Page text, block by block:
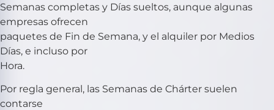
Semanas completas y Días sueltos, aunque algunas
empresas ofrecen
paquetes de Fin de Semana, y el alquiler por Medios
Días, e incluso por
Hora.
Por regla general, las Semanas de Chárter suelen
contarse